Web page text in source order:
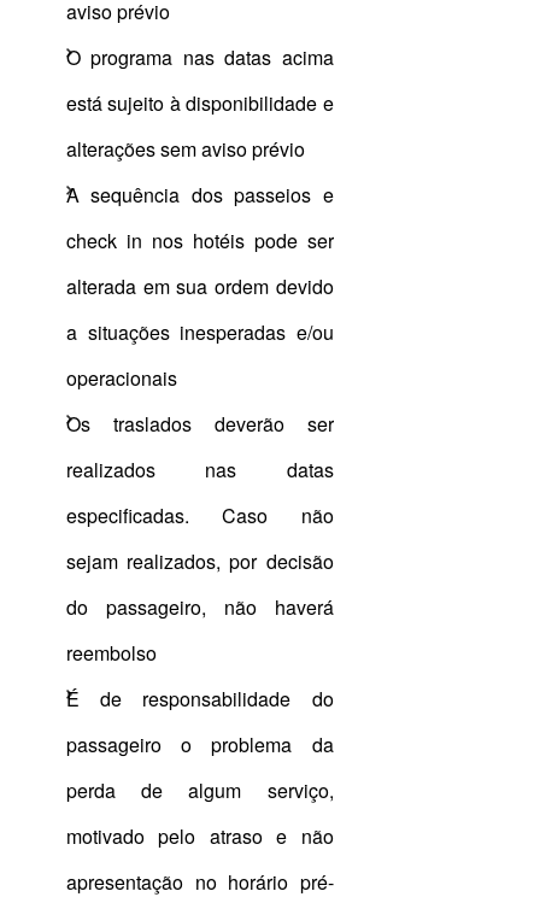
aviso prévio
O programa nas datas acima
está sujeito à disponibilidade e
alterações sem aviso prévio
A sequência dos passeios e
check in nos hotéis pode ser
alterada em sua ordem devido
a situações inesperadas e/ou
operacionais
Os traslados deverão ser
realizados nas datas
especificadas. Caso não
sejam realizados, por decisão
do passageiro, não haverá
reembolso
É de responsabilidade do
passageiro o problema da
perda de algum serviço,
motivado pelo atraso e não
apresentação no horário pré-